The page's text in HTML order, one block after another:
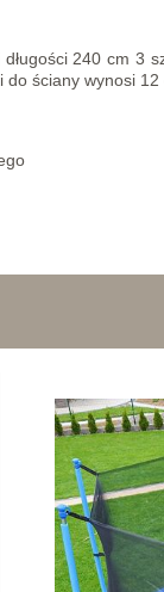
240 cm 3
do ściany wynosi 12